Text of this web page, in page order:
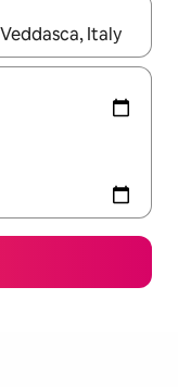
ih pregledati